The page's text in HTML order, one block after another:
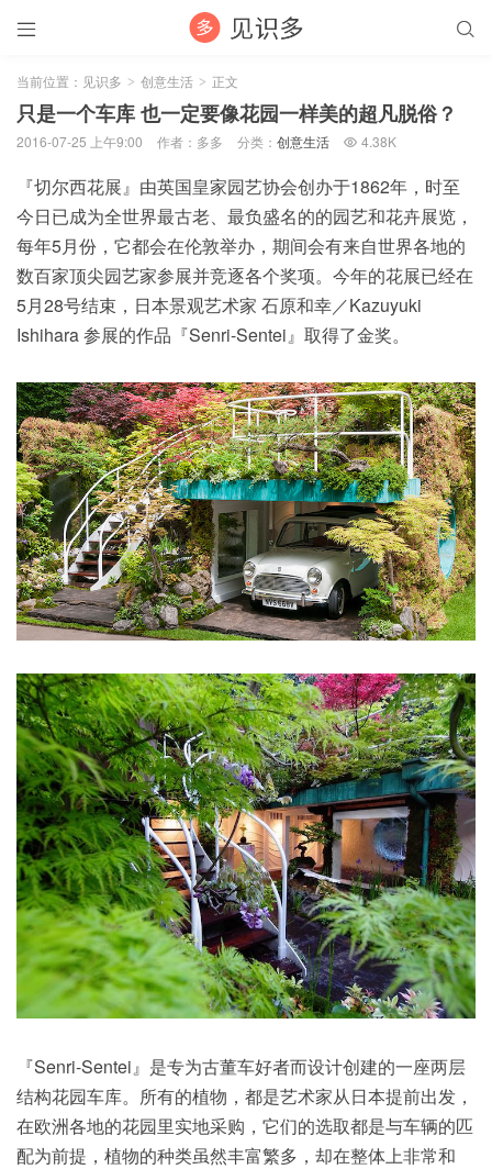
 
当前位置： 见识多 > 创意生活 > 正文
只是一个车库 也一定要像花园一样美的超凡脱俗？
2016-07-25 上午9:00 作者：多多 分类： 创意生活  4.38K
『切尔西花展』由英国皇家园艺协会创办于1862年，时至
今日已成为全世界最古老、最负盛名的的园艺和花卉展览，
每年5月份，它都会在伦敦举办，期间会有来自世界各地的
数百家顶尖园艺家参展并竞逐各个奖项。今年的花展已经在
5月28号结束，日本景观艺术家 石原和幸／Kazuyuki
Ishihara 参展的作品『Senri-Sentei』取得了金奖。
『Senri-Sentei』是专为古董车好者而设计创建的一座两层
结构花园车库。所有的植物，都是艺术家从日本提前出发，
在欧洲各地的花园里实地采购，它们的选取都是与车辆的匹
配为前提，植物的种类虽然丰富繁多，却在整体上非常和